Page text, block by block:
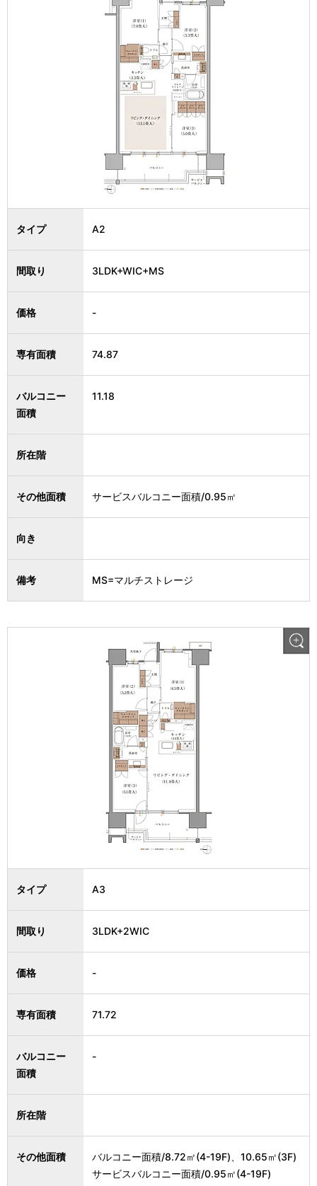
タイプ A2
間取り 3LDK+WIC+MS
価格 -
専有面積 74.87
バルコニー
面積
11.18
所在階
その他面積 サービスバルコニー面積/0.95㎡
向き
備考 MS=マルチストレージ
タイプ A3
間取り 3LDK+2WIC
価格 -
専有面積 71.72
バルコニー
面積
-
所在階
その他面積
バルコニー面積/8.72㎡(4-19F)、10.65㎡(3F)
サービスバルコニー面積/0.95㎡(4-19F)